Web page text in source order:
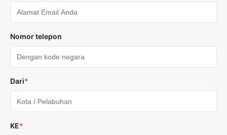
Nomor telepon
Dari*
KE*